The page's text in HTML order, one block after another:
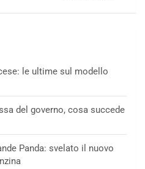
le ultime sul modello
del governo, cosa succede
Panda: svelato il nuovo